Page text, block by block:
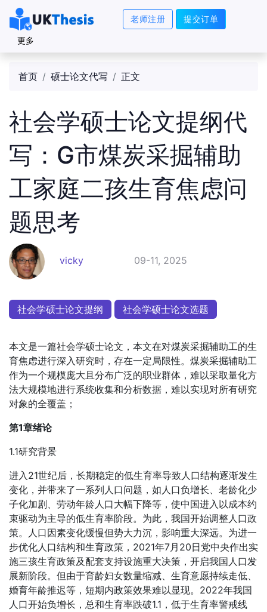
老师注册 提交订单
更多
首页 硕士论文代写 正文
社会学硕士论文提纲代
写：G市煤炭采掘辅助
工家庭二孩生育焦虑问
题思考
vicky 09-11, 2025
社会学硕士论文提纲 社会学硕士论文选题
本文是一篇社会学硕士论文，本文在对煤炭采掘辅助工的生
育焦虑进行深入研究时，存在一定局限性。煤炭采掘辅助工
作为一个规模庞大且分布广泛的职业群体，难以采取量化方
法大规模地进行系统收集和分析数据，难以实现对所有研究
对象的全覆盖；
第1章绪论
1.1研究背景
进入21世纪后，长期稳定的低生育率导致人口结构逐渐发生
变化，并带来了一系列人口问题，如人口负增长、老龄化少
子化加剧、劳动年龄人口大幅下降等，使中国进入以成本约
束驱动为主导的低生育率阶段。为此，我国开始调整人口政
策。人口因素变化缓慢但势大力沉，影响重大深远。为进一
步优化人口结构和生育政策，2021年7月20日党中央作出实
施三孩生育政策及配套支持设施重大决策，开启我国人口发
展新阶段。但由于育龄妇女数量缩减、生育意愿持续走低、
婚育年龄推迟等，短期内政策效果难以显现。2022年我国
人口开始负增长，总和生育率跌破1.1，低于生育率警戒线